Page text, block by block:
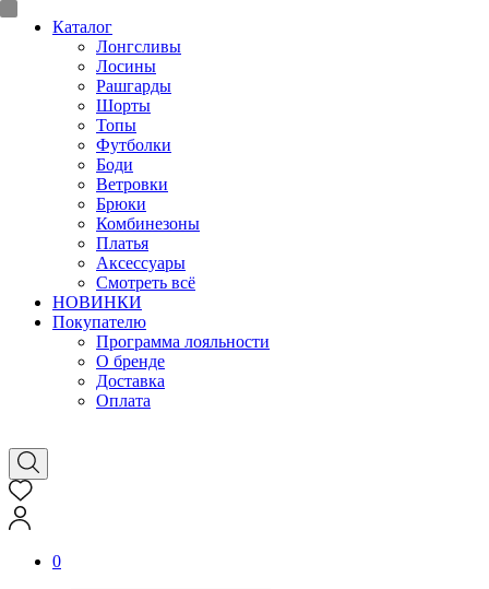
Каталог
Лонгсливы
Лосины
Рашгарды
Шорты
Топы
Футболки
Боди
Ветровки
Брюки
Комбинезоны
Платья
Аксессуары
Смотреть всё
НОВИНКИ
Покупателю
Программа лояльности
О бренде
Доставка
Оплата
0